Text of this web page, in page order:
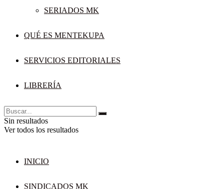
SERIADOS MK
QUÉ ES MENTEKUPA
SERVICIOS EDITORIALES
LIBRERÍA
Sin resultados
Ver todos los resultados
INICIO
SINDICADOS MK